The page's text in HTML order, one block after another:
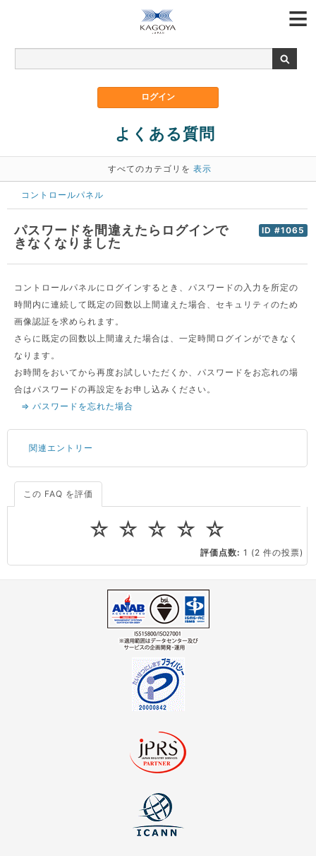
よくある質問
すべてのカテゴリを 表示
コントロールパネル
ID #1065
パスワードを間違えたらログインで
きなくなりました
コントロールパネルにログインするとき、パスワードの入力を所定の
時間内に連続して既定の回数以上間違えた場合、セキュリティのため
画像認証を求められます。
さらに既定の回数以上間違えた場合は、一定時間ログインができなく
なります。
お時間をおいてから再度お試しいただくか、パスワードをお忘れの場
合はパスワードの再設定をお申し込みください。
⇒ パスワードを忘れた場合
関連エントリー
サーバーが重いので調査してほしい
CPUやメモリをアップグレードしたい
この FAQ を評価
☆
☆
☆
☆
☆
評価点数: 1 (2 件の投票)